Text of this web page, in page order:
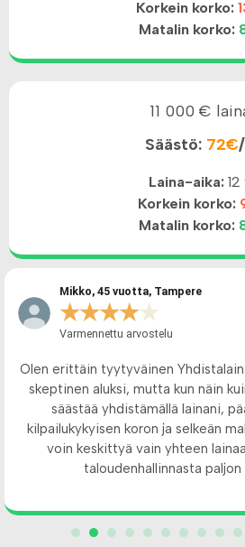
Korkein korko:
Matalin korko:
11 000 €
Säästö: 72€
Laina-aika:12
Korkein korko:
Matalin korko:
Mikko, 45 vuotta, Tampere
★★★★★
Varmennettu arvostelu
Olen erittäin tyytyväinen
skeptinen aluksi, mutta kun näin
säästää yhdistämällä lainani,
kilpailukykyisen koron ja selkeän
voin keskittyä vain yhteen
taloudenhallinnasta